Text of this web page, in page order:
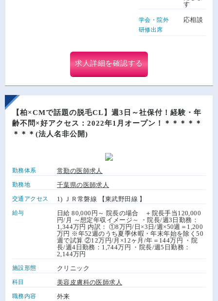
す
学会・院外
研修出席
応相談
求人詳細を確認する
【柏×CMで話題の脱毛CL】週3日～社保付！経験・年
齢不問×好アクセス：2022年1月オープン！＊＊＊＊＊
＊＊＊(法人名非公開)
勤務体系 常勤の医師求人
勤務地 千葉県の医師求人
交通アクセス 1) ＪＲ常磐線 【東武野田線 】
給与
日給 80,000円～ 院長の場合 ＋院長手当120,000
円/月 ～想定年収イメージ～ ・院長/週3日勤務：
1,344万円 内訳： ①8万円/日×3日/週×50週＝1,200
万円 ※年52週のうち夏季休暇・年末年始を除く50
週で試算 ②12万円/月×12ヶ月/年＝144万円 ・院
長/週4日勤務：1,744万円 ・院長/週5日勤務：
2,144万円
施設形態 クリニック
科目 美容皮膚科の医師求人
職務内容 外来